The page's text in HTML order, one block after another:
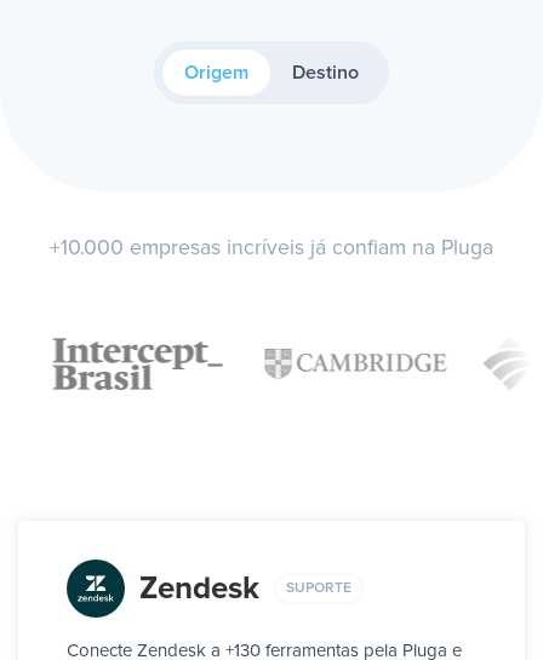
Origem Destino
+10.000 empresas incríveis já confiam na Pluga
Zendesk SUPORTE
Conecte Zendesk a +130 ferramentas pela Pluga e